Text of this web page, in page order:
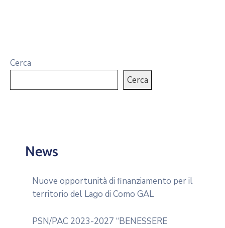
Cerca
Cerca
News
Nuove opportunità di finanziamento per il
territorio del Lago di Como GAL
PSN/PAC 2023-2027 “BENESSERE